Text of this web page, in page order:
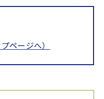
ページへ）